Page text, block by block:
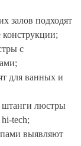
залов подходят
с
для ванных и
штанги люстры
tech;
выявляют